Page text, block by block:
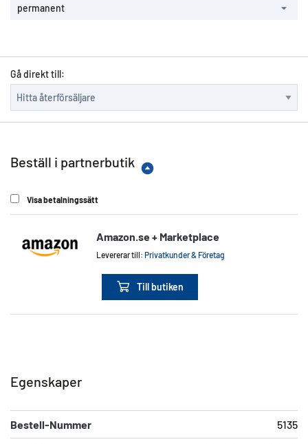
permanent
Gå direkt till:
Beställ i partnerbutik
Visa betalningssätt
Amazon.se + Marketplace
Levererar till:Privatkunder & Företag
Till butiken
Egenskaper
Bestell-Nummer 5135